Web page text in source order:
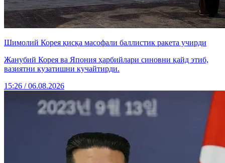
Шимолий Корея қисқа масофали баллистик ракета учирди
Жанубий Корея ва Япония ҳарбийлари синовни қайд этиб,
вазиятни кузатишни кучайтирди.
15:26 / 06.08.2026